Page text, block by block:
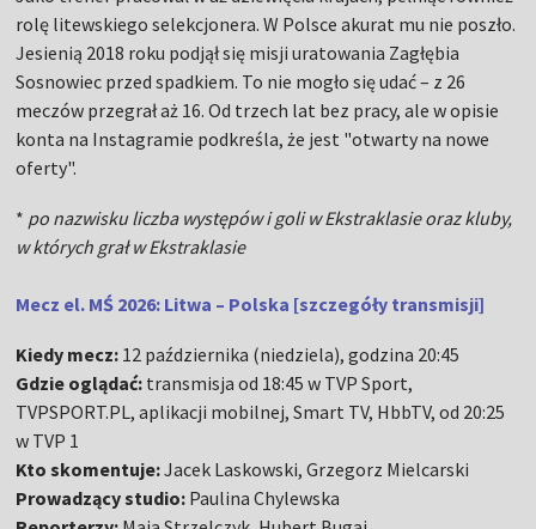
rolę litewskiego selekcjonera. W Polsce akurat mu nie poszło.
Jesienią 2018 roku podjął się misji uratowania Zagłębia
Sosnowiec przed spadkiem. To nie mogło się udać – z 26
meczów przegrał aż 16. Od trzech lat bez pracy, ale w opisie
konta na Instagramie podkreśla, że jest "otwarty na nowe
oferty".
* po nazwisku liczba występów i goli w Ekstraklasie oraz kluby,
w których grał w Ekstraklasie
Mecz el. MŚ 2026: Litwa – Polska [szczegóły transmisji]
Kiedy mecz: 12 października (niedziela), godzina 20:45
Gdzie oglądać: transmisja od 18:45 w TVP Sport,
TVPSPORT.PL, aplikacji mobilnej, Smart TV, HbbTV, od 20:25
w TVP 1
Kto skomentuje:Jacek Laskowski, Grzegorz Mielcarski
Prowadzący studio: Paulina Chylewska